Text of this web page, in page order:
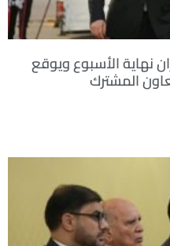
نهاية الأسبوع ويوقع
المشترك